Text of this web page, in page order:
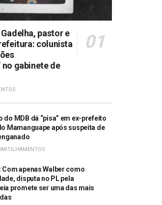
pastor e
colunista
no gabinete de
do MDB dá “pisa” em ex-prefeito
Mamanguape após suspeita de
Com apenas Walber como
disputa no PL pela
promete ser uma das mais